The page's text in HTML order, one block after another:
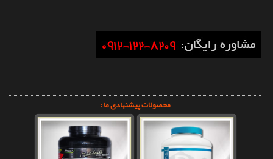
محصولات پیشنهادی ما :